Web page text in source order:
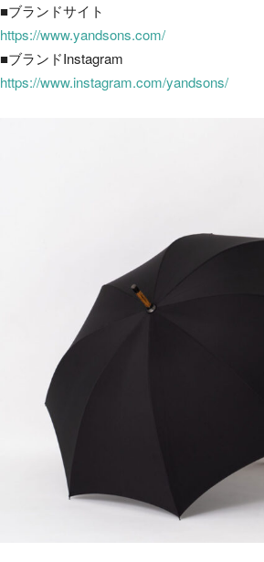
■ブランドサイト
https://www.yandsons.com/
■ブランドInstagram
https://www.instagram.com/yandsons/